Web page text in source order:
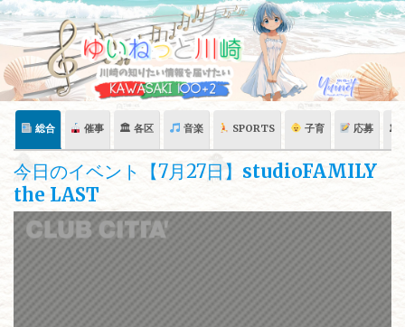
Skip
content
総合 催事 🏛 各区 音楽 SPORTS 子育 応募 🏛
今日のイベント【7月27日】 studioFAMILY
the LAST